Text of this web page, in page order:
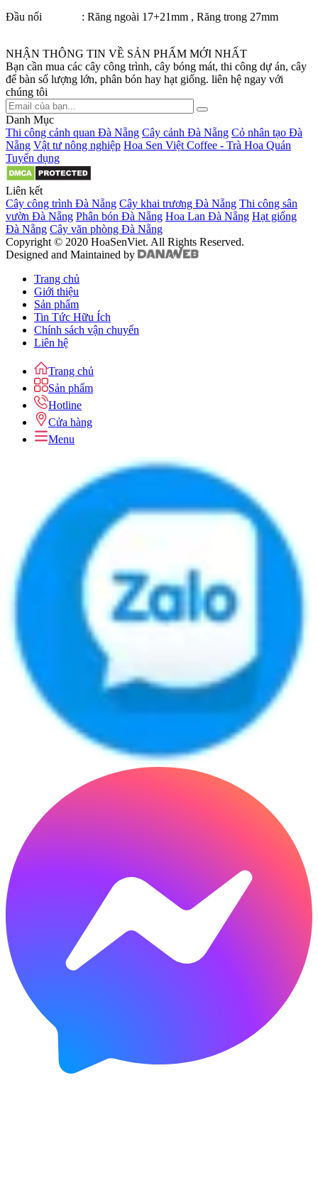
Đầu nối : Răng ngoài 17+21mm , Răng trong 27mm
NHẬN THÔNG TIN VỀ SẢN PHẨM MỚI NHẤT
Bạn cần mua các cây công trình, cây bóng mát, thi công dự án, cây
để bàn số lượng lớn, phân bón hay hạt giống. liên hệ ngay với
chúng tôi
Danh Mục
Thi công cảnh quan Đà Nẵng Cây cảnh Đà Nẵng Cỏ nhân tạo Đà
Nẵng Vật tư nông nghiệp Hoa Sen Việt Coffee - Trà Hoa Quán
Tuyển dụng
Liên kết
Cây công trình Đà Nẵng Cây khai trương Đà Nẵng Thi công sân
vườn Đà Nẵng Phân bón Đà Nẵng Hoa Lan Đà Nẵng Hạt giống
Đà Nẵng Cây văn phòng Đà Nẵng
Copyright © 2020 HoaSenViet. All Rights Reserved.
Designed and Maintained by
Trang chủ
Giới thiệu
Sản phẩm
Tin Tức Hữu Ích
Chính sách vận chuyển
Liên hệ
Trang chủ
Sản phẩm
Hotline
Cửa hàng
Menu